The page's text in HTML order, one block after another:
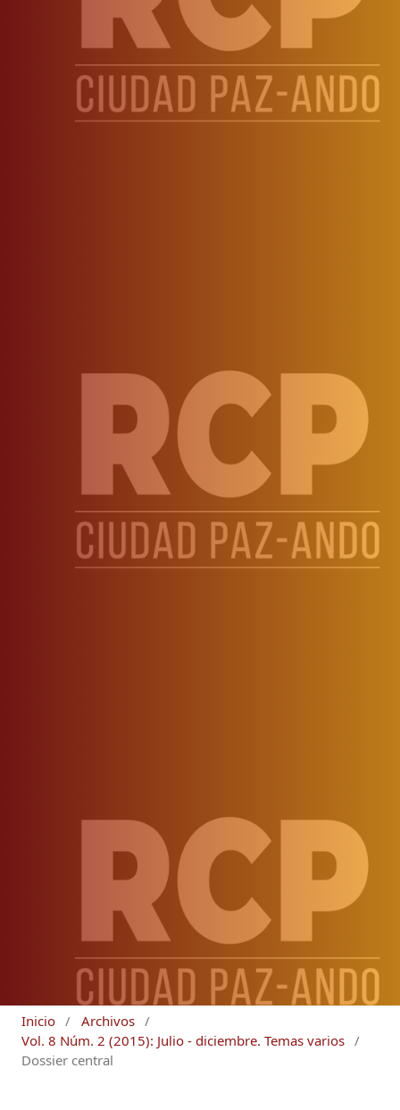
Inicio / Archivos /
Vol. 8 Núm. 2 (2015): Julio - diciembre. Temas varios /
Dossier central